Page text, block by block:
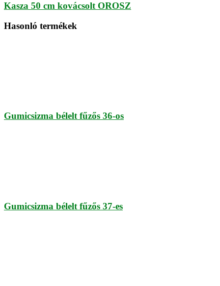
Kasza 50 cm kovácsolt OROSZ
Hasonló termékek
Gumicsizma bélelt fűzős 36-os
Gumicsizma bélelt fűzős 37-es